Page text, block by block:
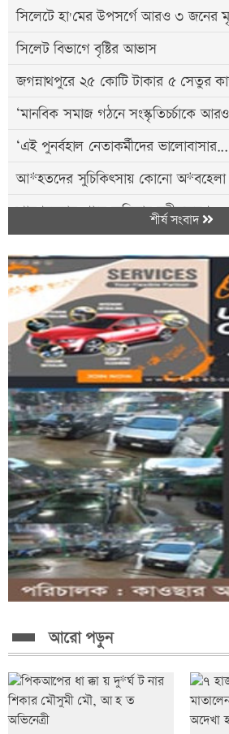
সিলেটে হা'মের উপসর্গে আরও ৩ জনের
সিলেট বিভাগে বৃষ্টির আভাস
জগন্নাথপুরে ২৫ কোটি টাকার ৫ সেতুর
‘মানবিক সমাজ গঠনে সংস্কৃতিচর্চাকে
‘এই পুনর্বহাল নেতাকর্মীদের ভালোবাসার...
আ*হতদের সুচিকিৎসায় কোনো অ*বহেলা
শ্রাবণসন্ধ্যায় গানে-কবিতায় রবীন্দ্রস্মরণ
পঞ্চগড় সীমান্তে বাংলাদেশি আ*টক,
দুই শ্রমিক হ*ত্যার বিচার ও শ্রমিক
রিফাত হ*ত্যার ন্যায়বি*চারে যা
শীর্ষ সংবাদ
আরো পড়ুন